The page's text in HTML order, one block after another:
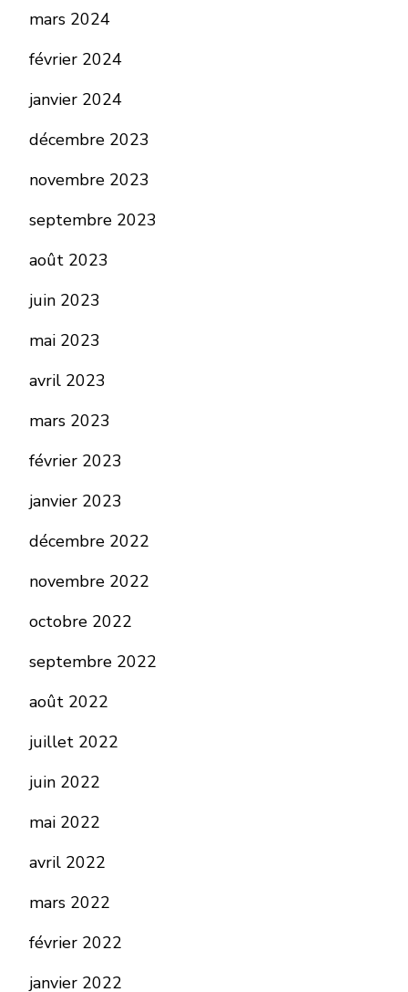
mars 2024
février 2024
janvier 2024
décembre 2023
novembre 2023
septembre 2023
août 2023
juin 2023
mai 2023
avril 2023
mars 2023
février 2023
janvier 2023
décembre 2022
novembre 2022
octobre 2022
septembre 2022
août 2022
juillet 2022
juin 2022
mai 2022
avril 2022
mars 2022
février 2022
janvier 2022